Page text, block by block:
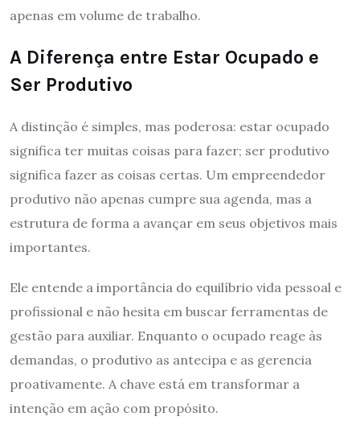
apenas em volume de trabalho.
A Diferença entre Estar Ocupado e
Ser Produtivo
A distinção é simples, mas poderosa: estar ocupado
significa ter muitas coisas para fazer; ser produtivo
significa fazer as coisas certas. Um empreendedor
produtivo não apenas cumpre sua agenda, mas a
estrutura de forma a avançar em seus objetivos mais
importantes.
Ele entende a importância do equilíbrio vida pessoal e
profissional e não hesita em buscar ferramentas de
gestão para auxiliar. Enquanto o ocupado reage às
demandas, o produtivo as antecipa e as gerencia
proativamente. A chave está em transformar a
intenção em ação com propósito.